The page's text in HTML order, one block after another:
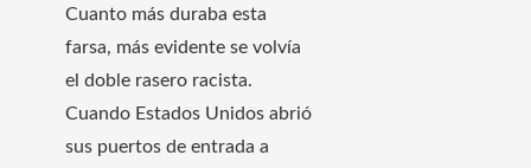
Cuanto más duraba esta
farsa, más evidente se volvía
el doble rasero racista.
Cuando Estados Unidos abrió
sus puertos de entrada a